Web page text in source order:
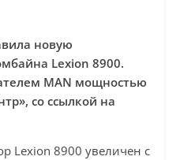
новую
Lexion 8900.
MAN мощностью
со ссылкой на
Lexion 8900 увеличен с